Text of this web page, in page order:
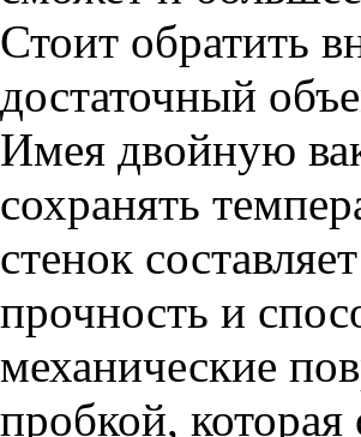
Стоит обратить
достаточный
Имея двойную
сохранять
стенок
прочность и
механические
пробкой,